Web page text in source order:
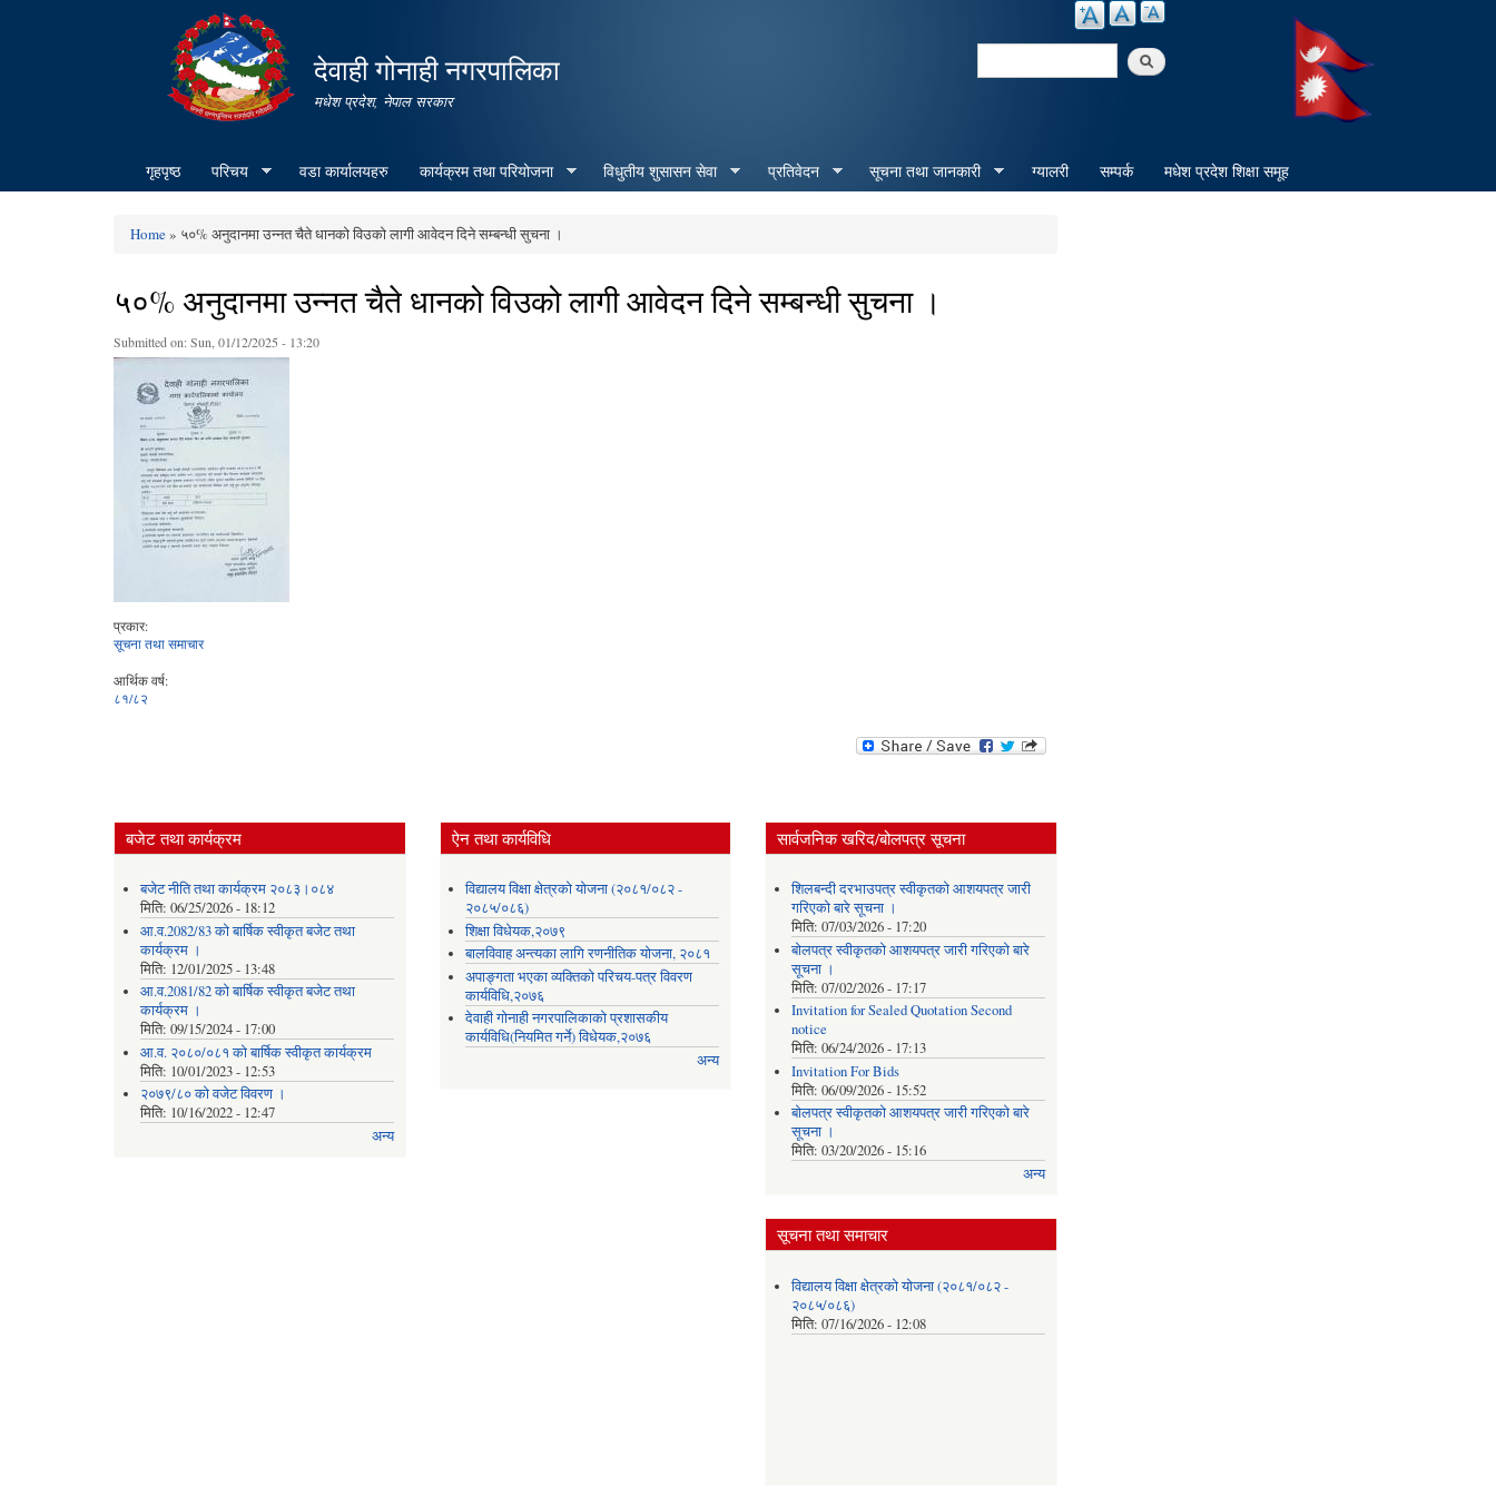
देवाही गोनाही नगरपालिका
मधेश प्रदेश, नेपाल सरकार
Search
गृहपृष्ठ परिचय वडा कार्यालयहरु कार्यक्रम तथा परियोजना विधुतीय शुसासन सेवा प्रतिवेदन सूचना तथा जानकारी ग्यालरी सम्पर्क मधेश प्रदेश शिक्षा समूह
You are here
Home» ५०% अनुदानमा उन्नत चैते धानको विउको लागी आवेदन दिने सम्बन्धी सुचना ।
५०% अनुदानमा उन्नत चैते धानको विउको लागी आवेदन दिने सम्बन्धी सुचना ।
Submitted on:Sun, 01/12/2025 - 13:20
प्रकार:
सूचना तथा समाचार
आर्थिक वर्ष:
८१/८२
बजेट तथा कार्यक्रम
बजेट नीति तथा कार्यक्रम २०८३।०८४
मिति: 06/25/2026 - 18:12
आ.व.2082/83 को बार्षिक स्वीकृत बजेट तथा
कार्यक्रम ।
मिति: 12/01/2025 - 13:48
आ.व.2081/82 को बार्षिक स्वीकृत बजेट तथा
कार्यक्रम ।
मिति: 09/15/2024 - 17:00
आ.व. २०८०/०८१ को बार्षिक स्वीकृत कार्यक्रम
मिति: 10/01/2023 - 12:53
२०७९/८० को वजेट विवरण ।
मिति: 10/16/2022 - 12:47
अन्य
ऐन तथा कार्यविधि
विद्यालय विक्षा क्षेत्रको योजना (२०८१/०८२ -
२०८५/०८६)
शिक्षा विधेयक,२०७९
बालविवाह अन्त्यका लागि रणनीतिक योजना, २०८१
अपाङ्गता भएका व्यक्तिको परिचय-पत्र विवरण
कार्यविधि,२०७६
देवाही गोनाही नगरपालिकाको प्रशासकीय
कार्यविधि(नियमित गर्ने) विधेयक,२०७६
अन्य
सार्वजनिक खरिद/बोलपत्र सूचना
शिलबन्दी दरभाउपत्र स्वीकृतको आशयपत्र जारी
गरिएको बारे सूचना ।
मिति: 07/03/2026 - 17:20
बोलपत्र स्वीकृतको आशयपत्र जारी गरिएको बारे
सूचना ।
मिति: 07/02/2026 - 17:17
Invitation for Sealed Quotation Second
notice
मिति: 06/24/2026 - 17:13
Invitation For Bids
मिति: 06/09/2026 - 15:52
बोलपत्र स्वीकृतको आशयपत्र जारी गरिएको बारे
सूचना ।
मिति: 03/20/2026 - 15:16
अन्य
सूचना तथा समाचार
विद्यालय विक्षा क्षेत्रको योजना (२०८१/०८२ -
२०८५/०८६)
मिति: 07/16/2026 - 12:08